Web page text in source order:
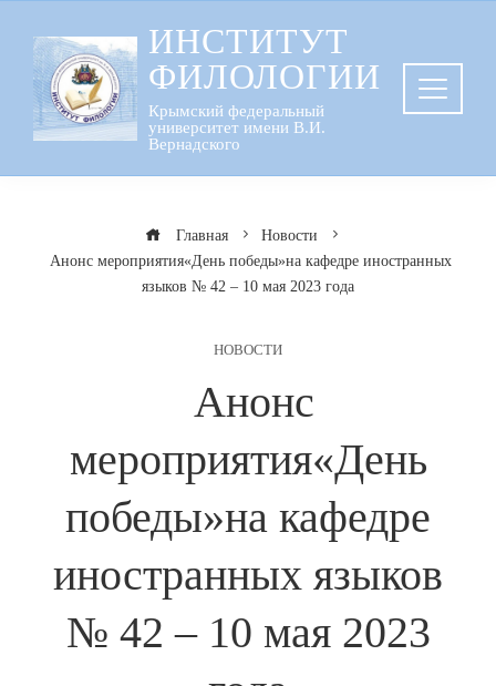
содержанию
ИНСТИТУТ
ФИЛОЛОГИИ
Крымский федеральный
университет имени В.И.
Вернадского
Главная
Новости
Анонс мероприятия«День победы»на кафедре иностранных
языков № 42 – 10 мая 2023 года
НОВОСТИ
Анонс
мероприятия«День
победы»на кафедре
иностранных языков
№ 42 – 10 мая 2023